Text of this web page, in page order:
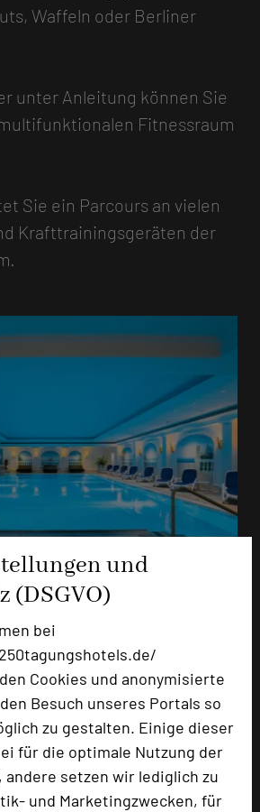
und
(DSGVO)
bei
Cookies und anonymisierte
Besuch unseres Portals so
zu gestalten. Einige dieser
für die optimale Nutzung der
setzen wir lediglich zu
und Marketingzwecken, für
Waffeln oder Berliner
unter Anleitung können Sie
Fitnessraum
Sie ein Parcours an vielen
Krafttrainingsgeräten der
starstarstar
Foto: re.vita NATUR & TAGUNGSRESORT